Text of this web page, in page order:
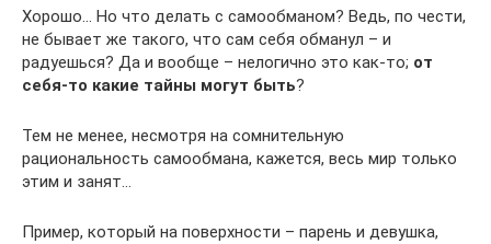
Хорошо… Но что делать с самообманом? Ведь, по чести,
не бывает же такого, что сам себя обманул – и
радуешься? Да и вообще – нелогично это как-то; от
себя-то какие тайны могут быть?
Тем не менее, несмотря на сомнительную
рациональность самообмана, кажется, весь мир только
этим и занят…
Пример, который на поверхности – парень и девушка,